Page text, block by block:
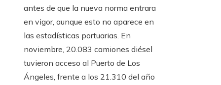
antes de que la nueva norma entrara
en vigor, aunque esto no aparece en
las estadísticas portuarias. En
noviembre, 20.083 camiones diésel
tuvieron acceso al Puerto de Los
Ángeles, frente a los 21.310 del año